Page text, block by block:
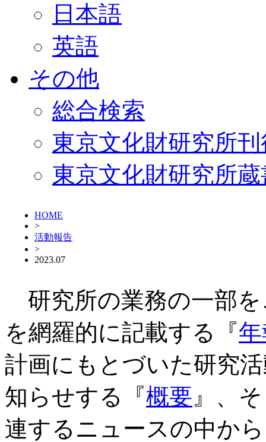
日本語
英語
その他
総合検索
東京文化財研究所
東京文化財研究所
HOME
>
活動報告
>
2023.07
研究所の業務の一部
を網羅的に記載する『
計画にもとづいた研究
知らせする『概要 』、
連するニュースの中か